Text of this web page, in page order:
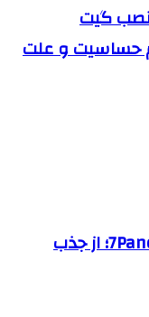
نصب گیت
حساسیت و علت
خدمات شبکه‌های اجتماعی 7Panel؛ از جذب